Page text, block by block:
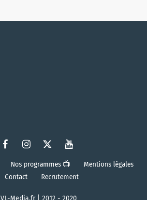
Nos programmes 📺
Mentions légales
Contact
Recrutement
VL-Media.fr | 2012 - 2020